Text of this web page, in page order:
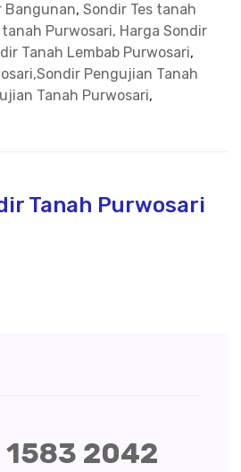
Bangunan, Sondir Tes tanah
Purwosari, Harga Sondir
Tanah Lembab Purwosari,
Pengujian Tanah
Tanah Purwosari,
Tanah Purwosari
2042